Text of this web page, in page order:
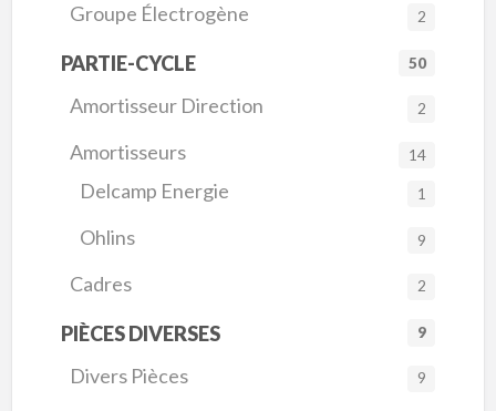
Groupe Électrogène 2
PARTIE-CYCLE 50
Amortisseur Direction 2
Amortisseurs 14
Delcamp Energie 1
Ohlins 9
Cadres 2
PIÈCES DIVERSES 9
Divers Pièces 9